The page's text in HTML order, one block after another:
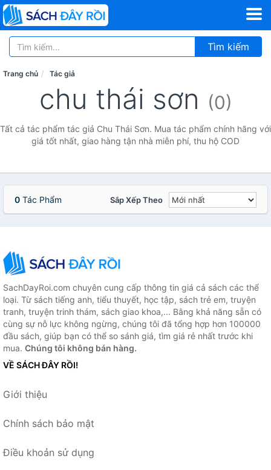
Tìm kiếm
Trang chủ Tác giả
chu thái sơn (0)
Tất cả tác phẩm tác giả Chu Thái Sơn. Mua tác phẩm chính hãng với
giá tốt nhất, giao hàng tận nhà miễn phí, thu hộ COD
0 Tác Phẩm Sắp Xếp Theo
SachDayRoi.com chuyên cung cấp thông tin giá cả sách các thể
loại. Từ sách tiếng anh, tiểu thuyết, học tập, sách trẻ em, truyện
tranh, truyện trinh thám, sách giao khoa,... Bằng khả năng sẵn có
cùng sự nỗ lực không ngừng, chúng tôi đã tổng hợp hơn 100000
đầu sách, giúp bạn có thể so sánh giá, tìm giá rẻ nhất trước khi
mua. Chúng tôi không bán hàng.
VỀ SÁCH ĐÂY RỒI!
Giới thiệu
Chính sách bảo mật
Điều khoản sử dụng